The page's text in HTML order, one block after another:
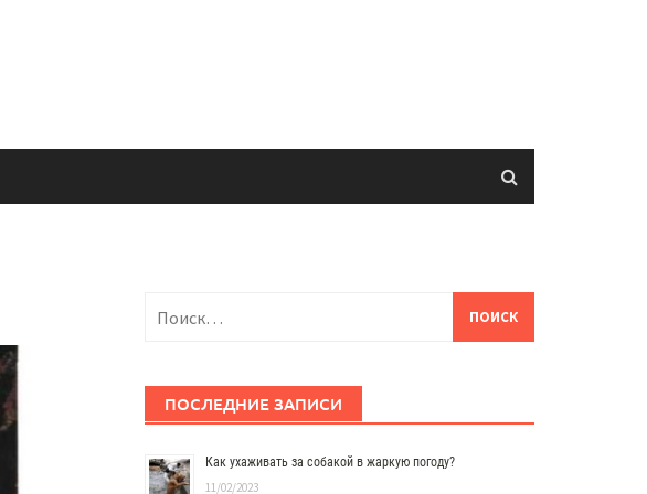
ПОСЛЕДНИЕ ЗАПИСИ
Как ухаживать за собакой в жаркую погоду?
11/02/2023